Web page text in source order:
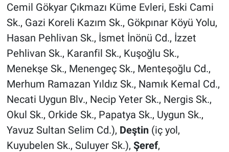
Cemil Gökyar Çıkmazı Küme Evleri, Eski Cami
Sk., Gazi Koreli Kazım Sk., Gökpınar Köyü Yolu,
Hasan Pehlivan Sk., İsmet İnönü Cd., İzzet
Pehlivan Sk., Karanfil Sk., Kuşoğlu Sk.,
Menekşe Sk., Menengeç Sk., Menteşoğlu Cd.,
Merhum Ramazan Yıldız Sk., Namık Kemal Cd.,
Necati Uygun Blv., Necip Yeter Sk., Nergis Sk.,
Okul Sk., Orkide Sk., Papatya Sk., Uygun Sk.,
Yavuz Sultan Selim Cd.), Deştin(iç yol,
Kuyubelen Sk., Suluyer Sk.), Şeref,